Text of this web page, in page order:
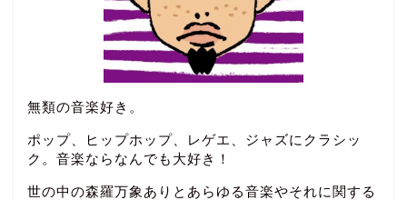
無類の音楽好き。
ポップ、ヒップホップ、レゲエ、ジャズにクラシッ
ク。音楽ならなんでも大好き！
世の中の森羅万象ありとあらゆる音楽やそれに関する